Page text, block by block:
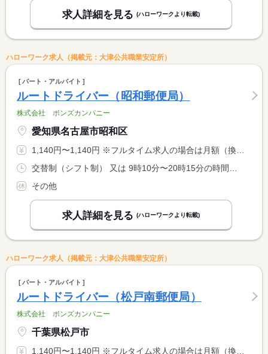
求人詳細を見る (ハローワークより転載)
ハローワーク求人（掲載元：大津公共職業安定所）
パート・アルバイト
ルートドライバー（昭和郵便局）
株式会社 ボンズカンパニー
愛知県名古屋市昭和区
1,140円〜1,140円 ※フルタイム求人の場合は月額（換算額）、パート求人の場合は時間額を表示しています。
その他
求人詳細を見る (ハローワークより転載)
ハローワーク求人（掲載元：大津公共職業安定所）
パート・アルバイト
ルートドライバー（松戸南郵便局）
株式会社 ボンズカンパニー
千葉県松戸市
1,140円〜1,140円 ※フルタイム求人の場合は月額（換算額）、パート求人の場合は時間額を表示しています。